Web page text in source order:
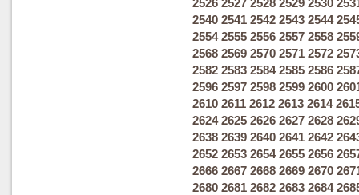
2526 2527 2528 2529 2530
2540 2541 2542 2543 2544
2554 2555 2556 2557 2558
2568 2569 2570 2571 2572
2582 2583 2584 2585 2586
2596 2597 2598 2599 2600
2610 2611 2612 2613 2614
2624 2625 2626 2627 2628
2638 2639 2640 2641 2642
2652 2653 2654 2655 2656
2666 2667 2668 2669 2670
2680 2681 2682 2683 2684